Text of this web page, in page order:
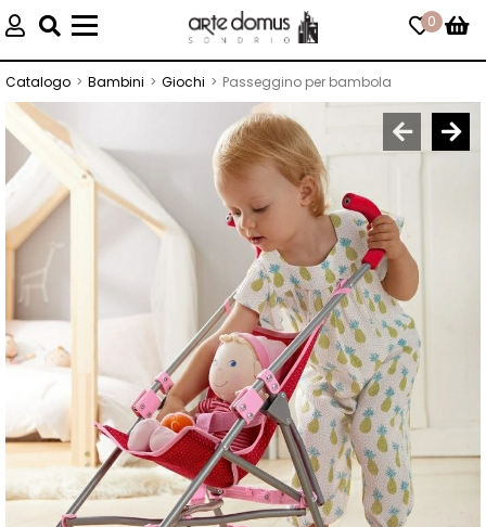
Toggle
navigation
0
Catalogo Bambini Giochi Passeggino per bambola